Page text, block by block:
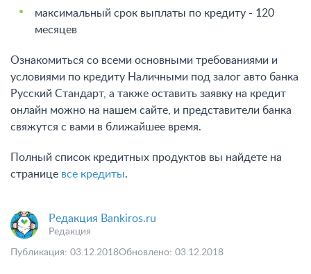
максимальный срок выплаты по кредиту - 120
месяцев
Ознакомиться со всеми основными требованиями и
условиями по кредиту Наличными под залог авто банка
Русский Стандарт, а также оставить заявку на кредит
онлайн можно на нашем сайте, и представители банка
свяжутся с вами в ближайшее время.
Полный список кредитных продуктов вы найдете на
странице все кредиты.
Редакция Bankiros.ru
Редакция
Публикация: 03.12.2018Обновлено: 03.12.2018